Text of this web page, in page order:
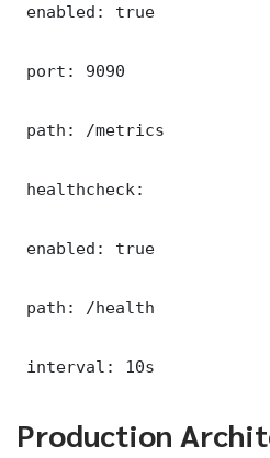
enabled: true
port: 9090
path: /metrics
healthcheck:
enabled: true
path: /health
interval: 10s
Production